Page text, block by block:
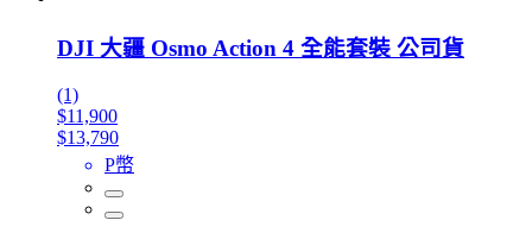
DJI 大疆 Osmo Action 4 全能套裝 公司貨
(1)
$11,900
$13,790
P幣